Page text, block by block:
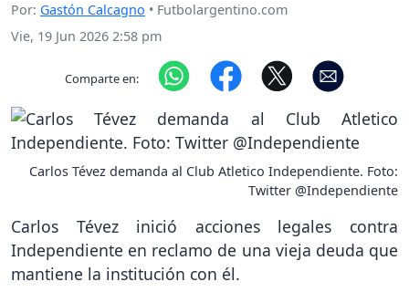
Por: Gastón Calcagno • Futbolargentino.com
Vie, 19 Jun 2026 2:58 pm
Comparte en:
Carlos Tévez demanda al Club Atletico Independiente. Foto:
Twitter @Independiente
Carlos Tévez inició acciones legales contra
Independiente en reclamo de una vieja deuda que
mantiene la institución con él.